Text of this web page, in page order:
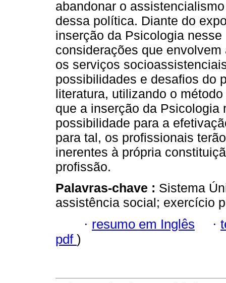
abandonar o
dessa política. Diante do
inserção da Psicologia
considerações que
os serviços
possibilidades e desafios do
literatura, utilizando o
que a inserção da Psicologia
possibilidade para a
para tal, os profissionais
inerentes à própria
profissão.
Palavras-chave : Sistema
assistência social; exercício
· resumo em Inglês ·
pdf )